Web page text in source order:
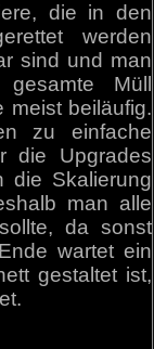
die in den
werden
sind und man
Müll
meist beiläufig.
zu einfache
die Upgrades
die Skalierung
man alle
da sonst
wartet ein
gestaltet ist,